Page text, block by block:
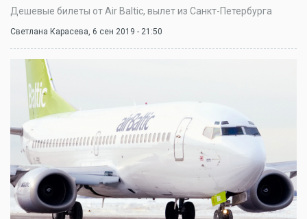
Дешевые билеты от Air Baltic, вылет из Санкт-Петербурга
Светлана Карасева , 6 сен 2019 - 21:50